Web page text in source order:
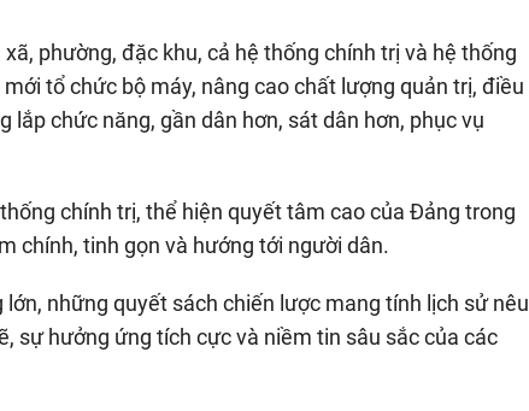
phường, đặc khu, cả hệ thống chính trị và hệ thống
tổ chức bộ máy, nâng cao chất lượng quản trị, điều
lắp chức năng, gần dân hơn, sát dân hơn, phục vụ
chính trị, thể hiện quyết tâm cao của Đảng trong
chính, tinh gọn và hướng tới người dân.
những quyết sách chiến lược mang tính lịch sử nêu
sự hưởng ứng tích cực và niềm tin sâu sắc của các